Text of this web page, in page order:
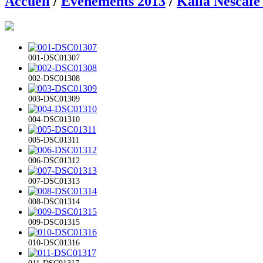
001-DSC01307
002-DSC01308
003-DSC01309
004-DSC01310
005-DSC01311
006-DSC01312
007-DSC01313
008-DSC01314
009-DSC01315
010-DSC01316